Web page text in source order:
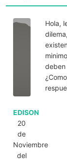
EDISON
20
de
Noviembre
del
Hola,
deben